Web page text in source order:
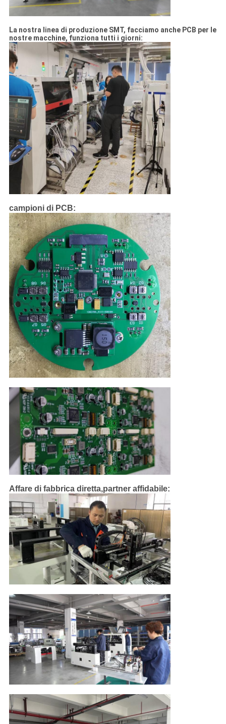
La nostra linea di produzione SMT, facciamo anche PCB per le
nostre macchine, funziona tutti i giorni:
campioni di PCB:
Affare di fabbrica diretta,partner affidabile: